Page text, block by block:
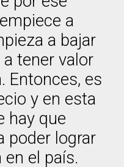
a
a bajar
tener valor
Entonces, es
y en esta
hay que
poder lograr
el país.